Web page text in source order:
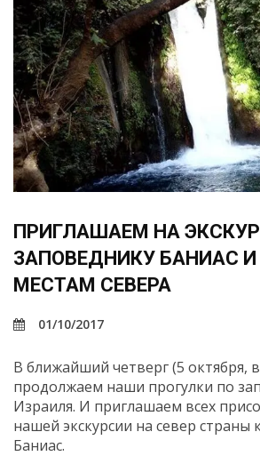
ПРИГЛАШАЕМ НА
ЗАПОВЕДНИКУ БАНИАС
МЕСТАМ СЕВЕРА
01/10/2017
В ближайший четверг (5 октября,
продолжаем наши прогулки по
Израиля. И приглашаем всех
нашей экскурсии на север страны
Баниас.